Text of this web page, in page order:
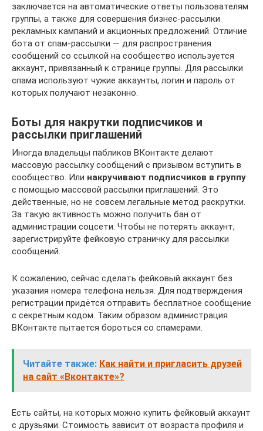
заключается на автоматические ответы пользователям
группы, а также для совершения бизнес-рассылки
рекламных кампаний и акционных предложений. Отличие
бота от спам-рассылки — для распространения
сообщений со ссылкой на сообщество используется
аккаунт, привязанный к странице группы. Для рассылки
спама используют чужие аккаунты, логин и пароль от
которых получают незаконно.
Боты для накрутки подписчиков и
рассылки приглашений
Иногда владельцы пабликов ВКонтакте делают
массовую рассылку сообщений с призывом вступить в
сообщество. Или накручивают подписчиков в группу
с помощью массовой рассылки приглашений. Это
действенные, но не совсем легальные метод раскрутки.
За такую активность можно получить бан от
администрации соцсети. Чтобы не потерять аккаунт,
зарегистрируйте фейковую страничку для рассылки
сообщений.
К сожалению, сейчас сделать фейковый аккаунт без
указания номера телефона нельзя. Для подтверждения
регистрации придётся отправить бесплатное сообщение
с секретным кодом. Таким образом администрация
ВКонтакте пытается бороться со спамерами.
Читайте также: Как найти и пригласить друзей
на сайт «Вконтакте»?
Есть сайты, на которых можно купить фейковый аккаунт
с друзьями. Стоимость зависит от возраста профиля и